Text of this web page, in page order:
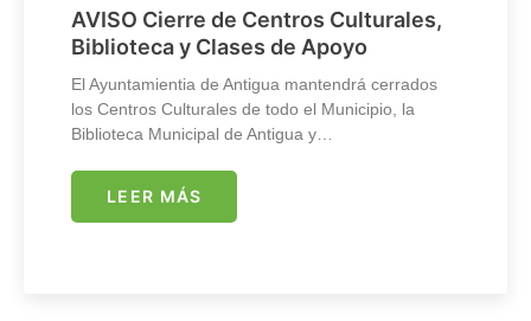
AVISO Cierre de Centros Culturales,
Biblioteca y Clases de Apoyo
El Ayuntamientia de Antigua mantendrá cerrados
los Centros Culturales de todo el Municipio, la
Biblioteca Municipal de Antigua y…
LEER MÁS